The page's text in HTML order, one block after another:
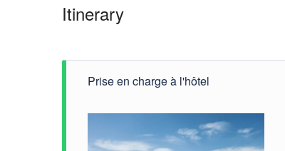
Itinerary
Prise en charge à l'hôtel